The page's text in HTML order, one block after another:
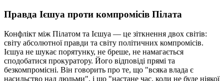
Правда Ієшуа проти компромісів Пілата
Конфлікт між Пілатом та Ієшуа — це зіткнення двох світів:
світу абсолютної правди та світу політичних компромісів.
Ієшуа не шукає порятунку, не бреше, не намагається
сподобатися прокуратору. Його відповіді прямі та
безкомпромісні. Він говорить про те, що "всяка влада є
насильство над людьми", і що "настане час, коли не буде ніякої